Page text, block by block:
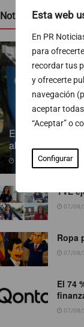
Esta web
En PR
para
recordar tus
y ofrecerte
navegación
aceptar
“Aceptar” o
Configurar
Noticias recientes
Endesa pone a
abiertos al público
07/08/2026
TVE
07/08/
Ropa
07/08/
El 74
07/08/